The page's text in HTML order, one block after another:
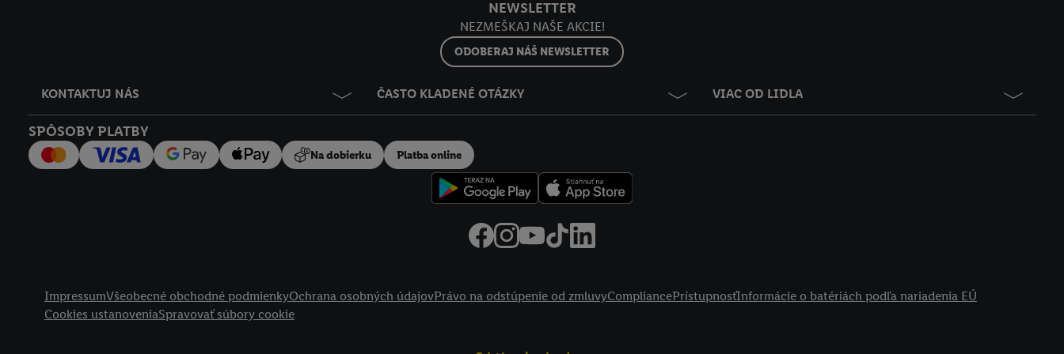
NEWSLETTER
NEZMEŠKAJ NAŠE AKCIE!
ODOBERAJ NÁŠ NEWSLETTER
KONTAKTUJ NÁS ČASTO KLADENÉ OTÁZKY VIAC OD LIDLA
SPÔSOBY PLATBY
Na dobierku Platba online
ImpressumVšeobecné obchodné podmienkyOchrana osobných údajovPrávo na odstúpenie od zmluvyCompliancePrístupnosťInformácie o batériách podľa nariadenia EÚ
Cookies ustanoveniaSpravovať súbory cookie